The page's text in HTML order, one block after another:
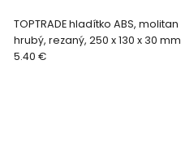
TOPTRADE hladítko ABS, molitan
hrubý, rezaný, 250 x 130 x 30 mm
5.40 €